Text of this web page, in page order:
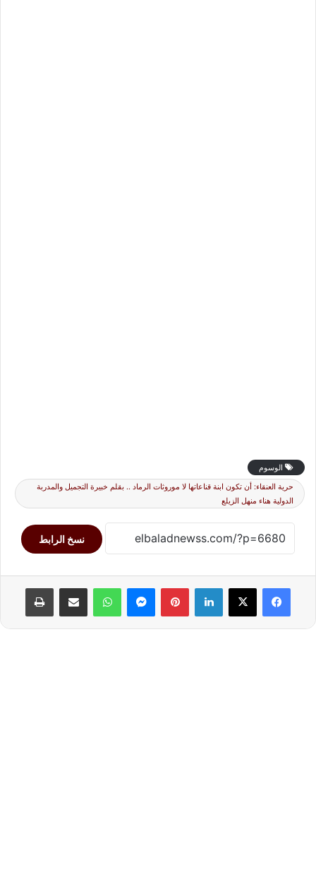
الوسوم
حرية العنقاء: أن تكون ابنة قناعاتها لا موروثات الرماد .. بقلم خبيرة التجميل والمدربة
الدولية هناء منهل الزيلع
نسخ الرابط
لينكدإن بينتيريست واتساب